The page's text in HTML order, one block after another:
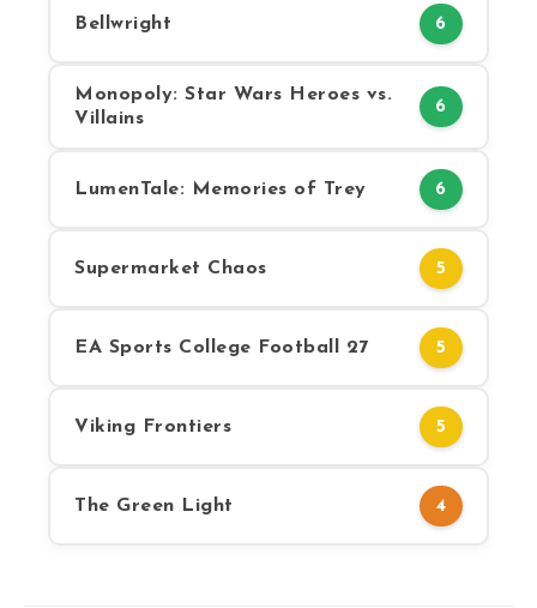
Bellwright 6
Monopoly: Star Wars Heroes vs.
Villains
6
LumenTale: Memories of Trey 6
Supermarket Chaos 5
EA Sports College Football 27 5
Viking Frontiers 5
The Green Light 4